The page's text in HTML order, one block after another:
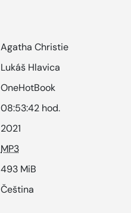
Agatha Christie
Lukáš Hlavica
OneHotBook
08:53:42 hod.
2021
MP3
493 MiB
Čeština